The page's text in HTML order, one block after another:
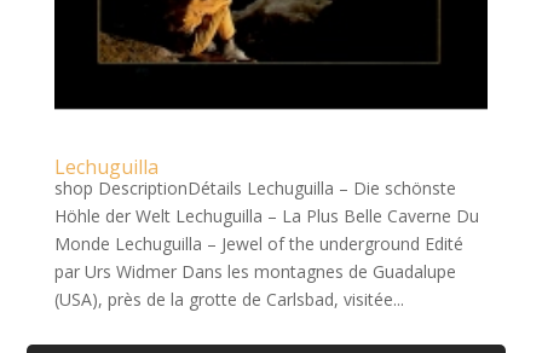
Lechuguilla
shop DescriptionDétails Lechuguilla – Die schönste
Höhle der Welt Lechuguilla – La Plus Belle Caverne Du
Monde Lechuguilla – Jewel of the underground Edité
par Urs Widmer Dans les montagnes de Guadalupe
(USA), près de la grotte de Carlsbad, visitée...